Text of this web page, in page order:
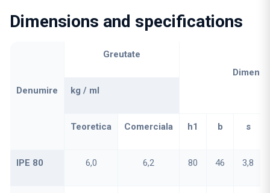
Dimensions and specifications
Denumire
Greutate
kg / ml
Teoretica Comerciala h1 b s
IPE 80 6,0 6,2 80 46 3,8